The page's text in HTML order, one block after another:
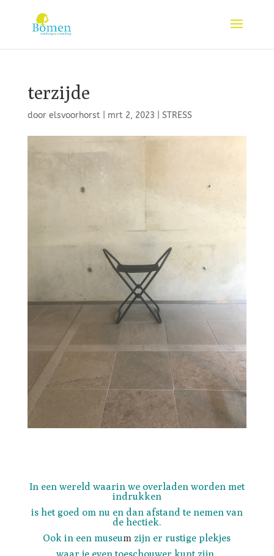
terzijde
door elsvoorhorst| mrt 2, 2023 STRESS
In een wereld waarin we overladen worden met
indrukken
is het goed om nu en dan afstand te nemen van
de hectiek.
Ook in een museum zijn er rustige plekjes